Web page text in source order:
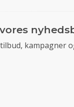
kampagner